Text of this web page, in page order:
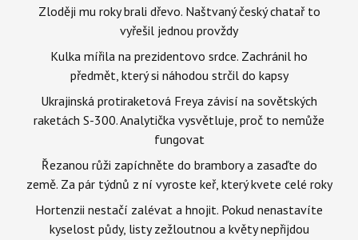
Zloději mu roky brali dřevo. Naštvaný český chatař to
vyřešil jednou provždy
Kulka mířila na prezidentovo srdce. Zachránil ho
předmět, který si náhodou strčil do kapsy
Ukrajinská protiraketová Freya závisí na sovětských
raketách S-300. Analytička vysvětluje, proč to nemůže
fungovat
Řezanou růži zapíchněte do brambory a zasaďte do
země. Za pár týdnů z ní vyroste keř, který kvete celé roky
Hortenzii nestačí zalévat a hnojit. Pokud nenastavíte
kyselost půdy, listy zežloutnou a květy nepřijdou